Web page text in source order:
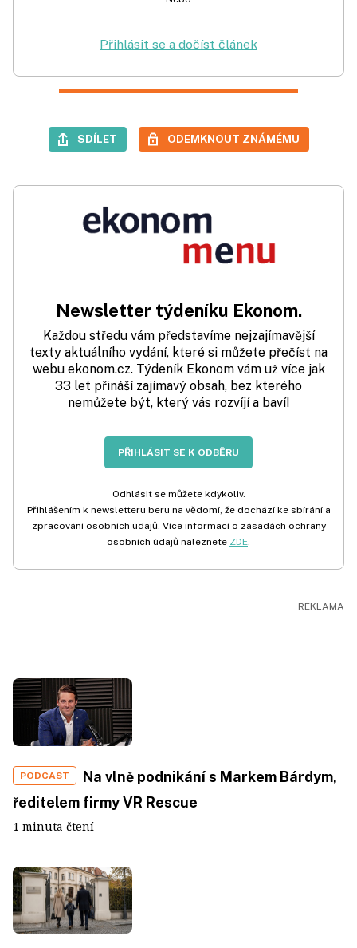
Přihlásit se a dočíst článek
SDÍLET ODEMKNOUT ZNÁMÉMU
Newsletter týdeníku Ekonom.
Každou středu vám představíme nejzajímavější
texty aktuálního vydání, které si můžete přečíst na
webu ekonom.cz. Týdeník Ekonom vám už více jak
33 let přináší zajímavý obsah, bez kterého
nemůžete být, který vás rozvíjí a baví!
PŘIHLÁSIT SE K ODBĚRU
Odhlásit se můžete kdykoliv.
Přihlášením k newsletteru beru na vědomí, že dochází ke sbírání a
zpracování osobních údajů. Více informací o zásadách ochrany
osobních údajů naleznete ZDE.
PODCAST
Na vlně podnikání s Markem Bárdym,
ředitelem firmy VR Rescue
1 minuta čtení